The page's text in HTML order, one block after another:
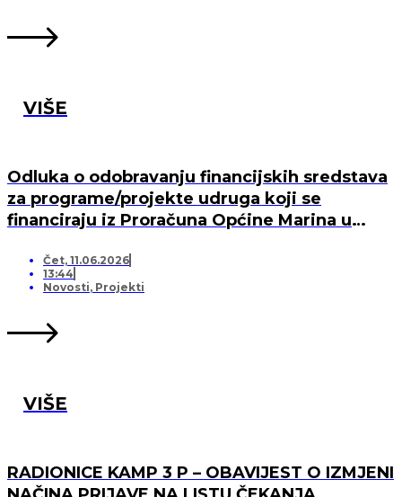
VIŠE
Odluka o odobravanju financijskih sredstava
za programe/projekte udruga koji se
financiraju iz Proračuna Općine Marina u
Čet, 11.06.2026
13:44
Novosti, Projekti
VIŠE
RADIONICE KAMP 3 P – OBAVIJEST O IZMJENI